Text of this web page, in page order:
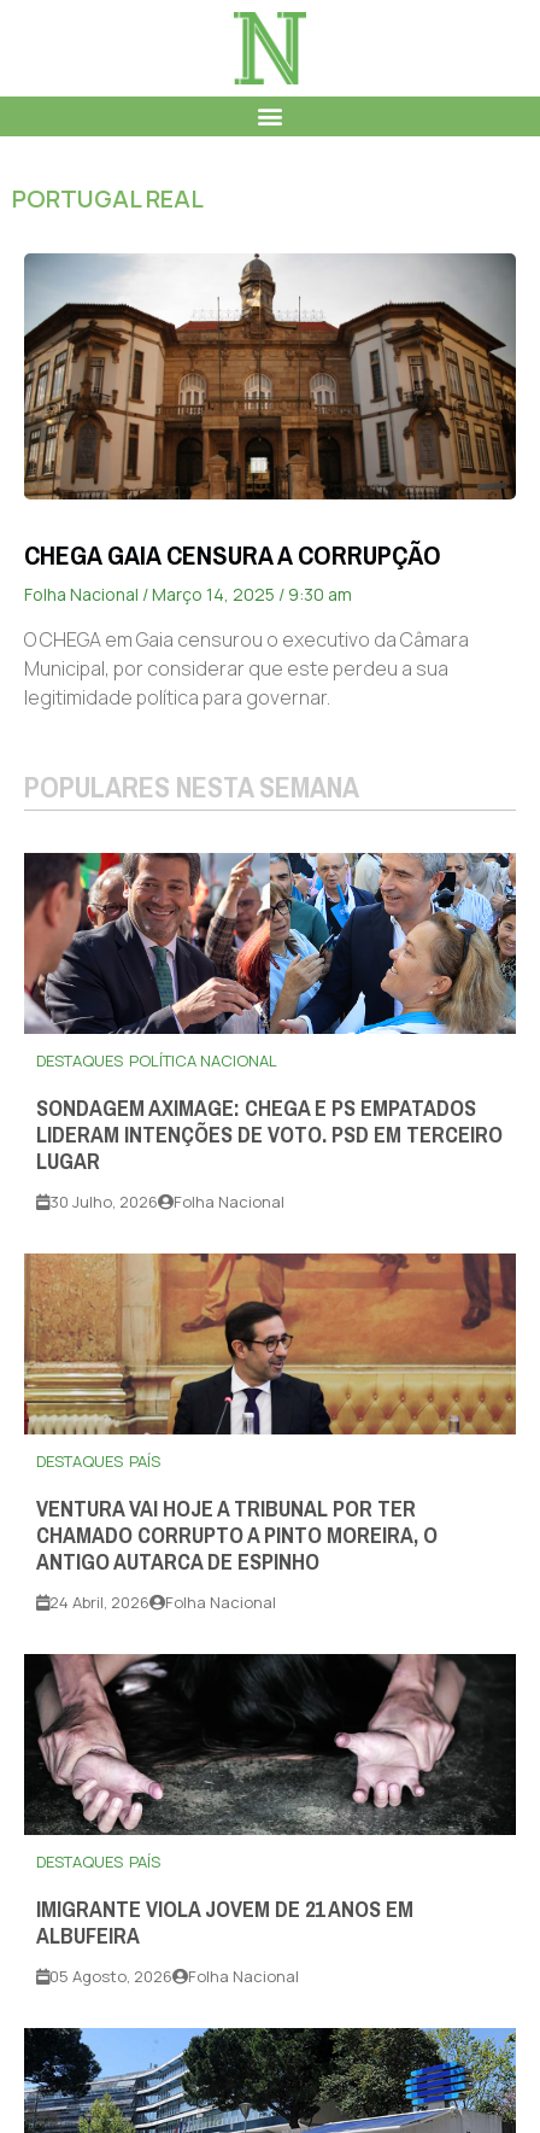
PORTUGAL REAL
CHEGA GAIA CENSURA A CORRUPÇÃO
Folha Nacional Março 14, 2025 9:30 am
O CHEGA em Gaia censurou o executivo da Câmara
Municipal, por considerar que este perdeu a sua
legitimidade política para governar.
POPULARES NESTA SEMANA
DESTAQUES POLÍTICA NACIONAL
SONDAGEM AXIMAGE: CHEGA E PS EMPATADOS
LIDERAM INTENÇÕES DE VOTO. PSD EM TERCEIRO
LUGAR
30 Julho, 2026 Folha Nacional
DESTAQUES PAÍS
VENTURA VAI HOJE A TRIBUNAL POR TER
CHAMADO CORRUPTO A PINTO MOREIRA, O
ANTIGO AUTARCA DE ESPINHO
24 Abril, 2026 Folha Nacional
DESTAQUES PAÍS
IMIGRANTE VIOLA JOVEM DE 21 ANOS EM
ALBUFEIRA
05 Agosto, 2026 Folha Nacional